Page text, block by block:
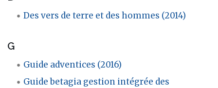
Des vers de terre et des hommes (2014)
G
Guide adventices (2016)
Guide betagia gestion intégrée des